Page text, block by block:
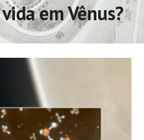
em Vênus?